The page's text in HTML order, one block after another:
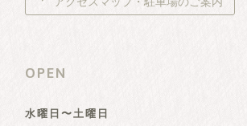
OPEN
水曜日〜土曜日